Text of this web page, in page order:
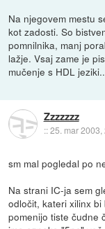
Na njegovem mestu
kot zadosti. So
pomnilnika, manj
lažje. Vsaj zame je
mučenje s HDL
Zzzzzzz
::25. mar 2003,
sm mal pogledal po
Na strani IC-ja sem
odločit, kateri xilinx
pomenijo tiste čudne